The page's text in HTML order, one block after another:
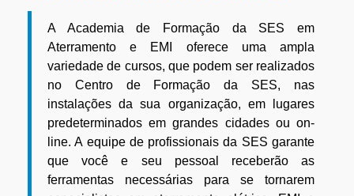
A Academia de Formação da SES em
Aterramento e EMI oferece uma ampla
variedade de cursos, que podem ser realizados
no Centro de Formação da SES, nas
instalações da sua organização, em lugares
predeterminados em grandes cidades ou on-
line. A equipe de profissionais da SES garante
que você e seu pessoal receberão as
ferramentas necessárias para se tornarem